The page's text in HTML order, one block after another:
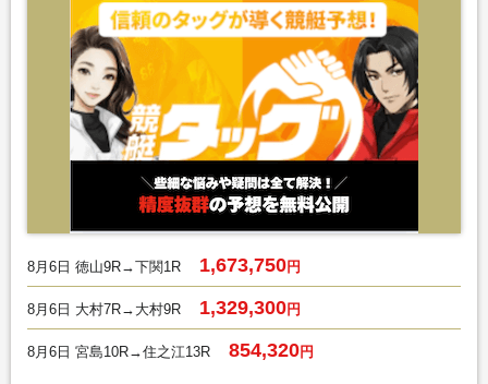
8月6日 徳山9R→下関1R 1,673,750円
8月6日 大村7R→大村9R 1,329,300円
8月6日 宮島10R→住之江13R 854,320円